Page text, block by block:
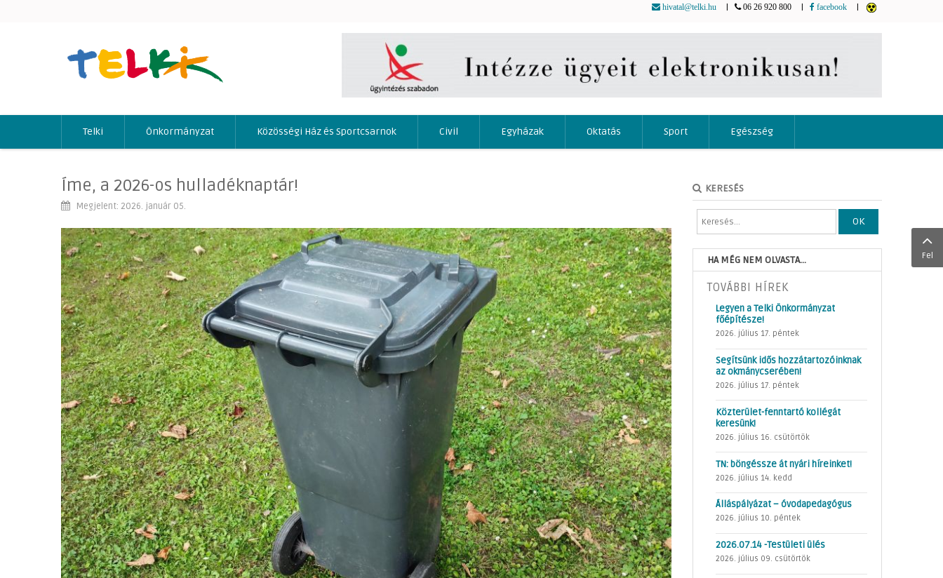
hivatal@telki.hu 06 26 920 800 facebook
Telki Önkormányzat Közösségi Ház és Sportcsarnok Civil Egyházak Oktatás Sport Egészség
Íme, a 2026-os hulladéknaptár!
Megjelent: 2026. január 05.
KERESÉS
OK
HA MÉG NEM OLVASTA...
TOVÁBBI HÍREK
Legyen a Telki Önkormányzat
főépítésze!
2026. július 17. péntek
Segítsünk idős hozzátartozóinknak
az okmánycserében!
2026. július 17. péntek
Közterület-fenntartó kollégát
keresünk!
2026. július 16. csütörtök
TN: böngéssze át nyári híreinket!
2026. július 14. kedd
Álláspályázat – óvodapedagógus
2026. július 10. péntek
2026.07.14 -Testületi ülés
2026. július 09. csütörtök
Fel